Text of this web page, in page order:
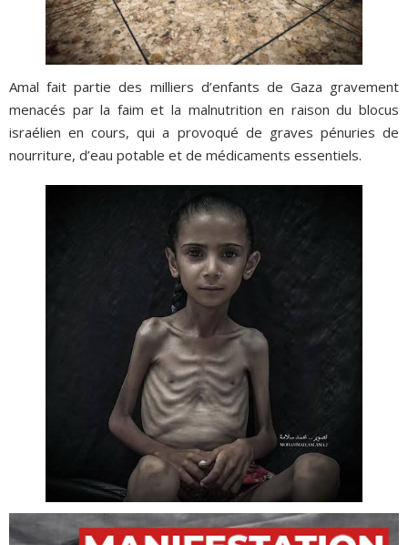
Amal fait partie des milliers d’enfants de Gaza gravement
menacés par la faim et la malnutrition en raison du blocus
israélien en cours, qui a provoqué de graves pénuries de
nourriture, d’eau potable et de médicaments essentiels.